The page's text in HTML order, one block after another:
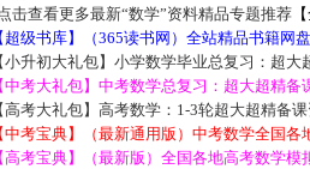
击查看更多最新“数学”资料精品专题推荐【
超级书库】（365读书网）全站精品书籍网
小升初大礼包】小学数学毕业总复习：超大
中考大礼包】中考数学总复习：超大超精
高考大礼包】高考数学：1-3轮超大超精备
中考宝典】（最新通用版）中考数学全国各
高考宝典】（最新版）全国各地高考数学模